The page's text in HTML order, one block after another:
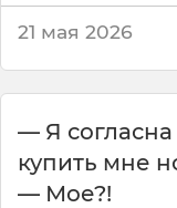
21 мая 2026
— Я
купить мне
— Мое?!